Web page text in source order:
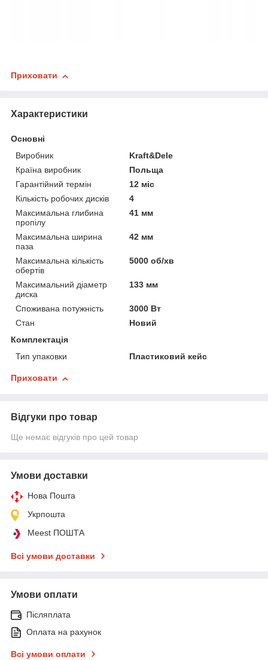
Приховати
Характеристики
Основні
Виробник
Kraft&Dele
Країна виробник
Польща
Гарантійний термін
12 міс
Кількість робочих дисків
4
Максимальна глибина
пропілу
41 мм
Максимальна ширина
паза
42 мм
Максимальна кількість
обертів
5000 об/хв
Максимальний діаметр
диска
133 мм
Споживана потужність
3000 Вт
Стан
Новий
Комплектація
Тип упаковки
Пластиковий кейс
Приховати
Відгуки про товар
Ще немає відгуків про цей товар
Умови доставки
Нова Пошта
Укрпошта
Meest ПОШТА
Всі умови доставки
Умови оплати
Післяплата
Оплата на рахунок
Всі умови оплати